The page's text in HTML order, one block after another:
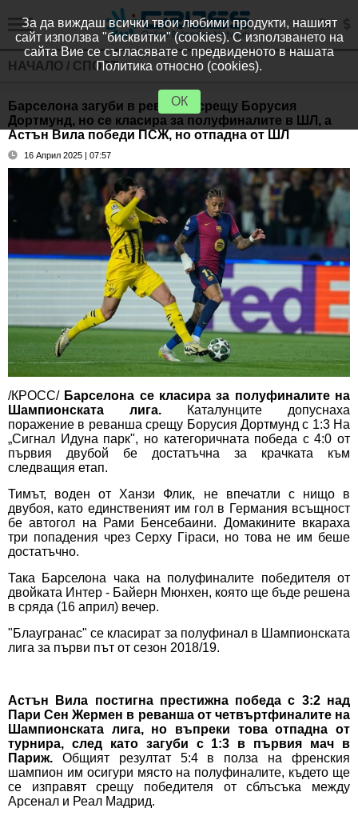
НАЧАЛО / СПОРТ
Барселона загуби в реванша срещу Борусия
Дортмунд, но се класира за полуфиналите в ШЛ, а
Астън Вила победи ПСЖ, но отпадна от ШЛ
16 Април 2025 | 07:57
/КРОСС/ Барселона се класира за полуфиналите на
Шампионската лига. Каталунците допуснаха
поражение в реванша срещу Борусия Дортмунд с 1:3 На
„Сигнал Идуна парк", но категоричната победа с 4:0 от
първия двубой бе достатъчна за крачката към
следващия етап.
Тимът, воден от Ханзи Флик, не впечатли с нищо в
двубоя, като единственият им гол в Германия всъщност
бе автогол на Рами Бенсебаини. Домакините вкараха
три попадения чрез Серху Гiраси, но това не им беше
достатъчно.
Така Барселона чака на полуфиналите победителя от
двойката Интер - Байерн Мюнхен, която ще бъде решена
в сряда (16 април) вечер.
"Блаугранас" се класират за полуфинал в Шампионската
лига за първи път от сезон 2018/19.
Астън Вила постигна престижна победа с 3:2 над
Пари Сен Жермен в реванша от четвъртфиналите на
Шампионската лига, но въпреки това отпадна от
турнира, след като загуби с 1:3 в първия мач в
Париж. Общият резултат 5:4 в полза на френския
шампион им осигури място на полуфиналите, където ще
се изправят срещу победителя от сблъсъка между
Арсенал и Реал Мадрид.
За да виждаш всички твои любими продукти, нашият
сайт използва "бисквитки" (cookies). С използването на
сайта Вие се съгласявате с предвиденото в нашата
Политика относно (cookies).
ОК